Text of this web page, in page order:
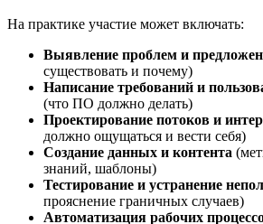
На практике участие может включать:
Выявление проблем и
существовать и почему)
Написание требований и
(что ПО должно делать)
Проектирование потоков и
должно ощущаться и вести себя)
Создание данных и контента
знаний, шаблоны)
Тестирование и устранение
прояснение граничных случаев)
Автоматизация рабочих